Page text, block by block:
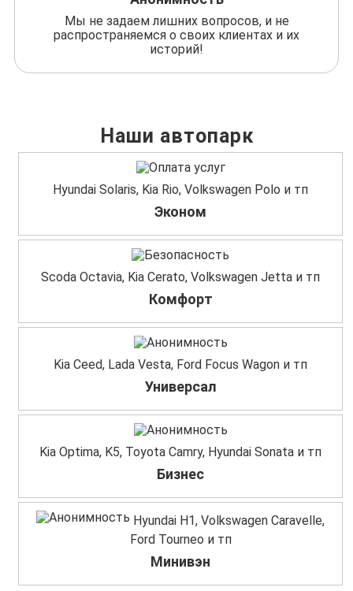
Мы не задаем лишних вопросов, и не
распространяемся о своих клиентах и их
историй!
Наши автопарк
Hyundai Solaris, Kia Rio, Volkswagen Polo и тп
Эконом
Scoda Octavia, Kia Cerato, Volkswagen Jetta и тп
Комфорт
Kia Ceed, Lada Vesta, Ford Focus Wagon и тп
Универсал
Kia Optima, K5, Toyota Camry, Hyundai Sonata и тп
Бизнес
Hyundai H1, Volkswagen Caravelle,
Ford Tourneo и тп
Минивэн